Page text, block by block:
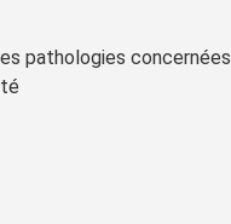
pathologies concernées